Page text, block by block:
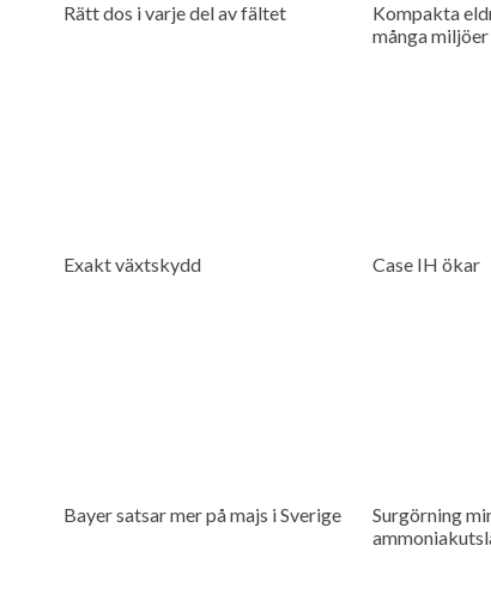
Rätt dos i varje del av fältet
Kompakta
många miljöer
Exakt växtskydd Case IH ökar
Bayer satsar mer på majs i Sverige
Surgörning